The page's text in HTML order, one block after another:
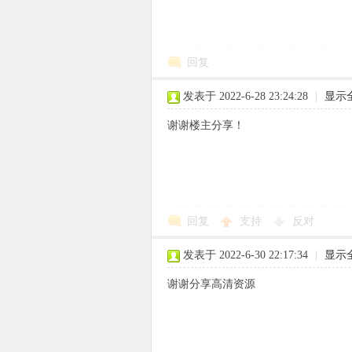
回复
发表于 2022-6-28 23:24:28 显示
谢谢楼主分享！
回复 支持 反对
发表于 2022-6-30 22:17:34 显示
谢谢分享高清资源